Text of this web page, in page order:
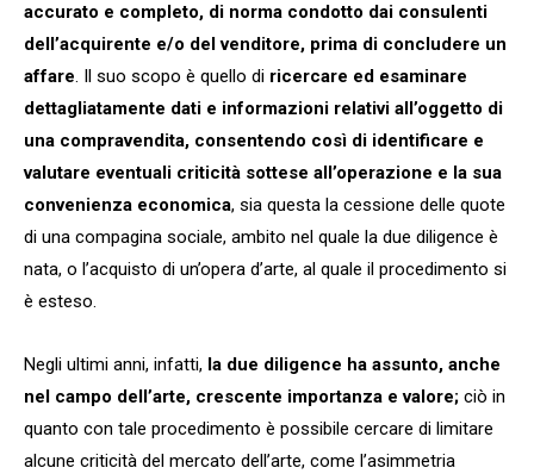
accurato e completo, di norma condotto dai consulenti
dell’acquirente e/o del venditore, prima di concludere un
affare. Il suo scopo è quello di ricercare ed esaminare
dettagliatamente dati e informazioni relativi all’oggetto di
una compravendita, consentendo così di identificare e
valutare eventuali criticità sottese all’operazione e la sua
convenienza economica, sia questa la cessione delle quote
di una compagina sociale, ambito nel quale la due diligence è
nata, o l’acquisto di un’opera d’arte, al quale il procedimento si
è esteso.
Negli ultimi anni, infatti, la due diligence ha assunto, anche
nel campo dell’arte, crescente importanza e valore; ciò in
quanto con tale procedimento è possibile cercare di limitare
alcune criticità del mercato dell’arte, come l’asimmetria